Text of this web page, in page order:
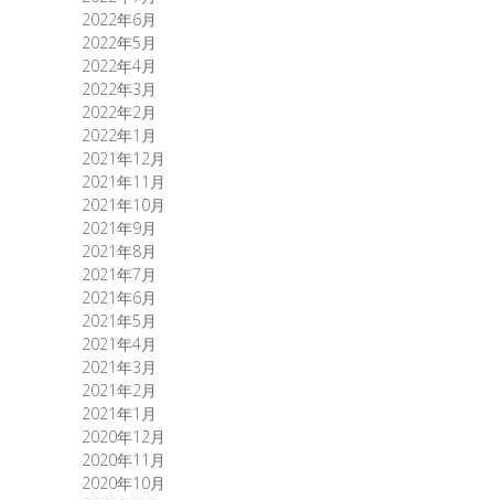
2022年6月
2022年5月
2022年4月
2022年3月
2022年2月
2022年1月
2021年12月
2021年11月
2021年10月
2021年9月
2021年8月
2021年7月
2021年6月
2021年5月
2021年4月
2021年3月
2021年2月
2021年1月
2020年12月
2020年11月
2020年10月